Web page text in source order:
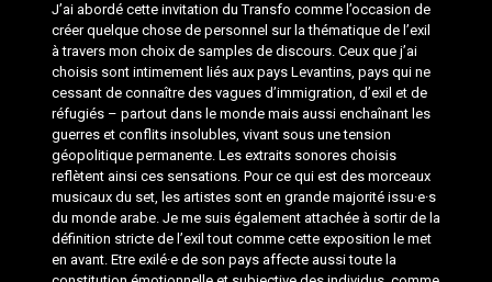
J’ai abordé cette invitation du Transfo comme l’occasion de
créer quelque chose de personnel sur la thématique de l’exil
à travers mon choix de samples de discours. Ceux que j’ai
choisis sont intimement liés aux pays Levantins, pays qui ne
cessant de connaître des vagues d’immigration, d’exil et de
réfugiés – partout dans le monde mais aussi enchaînant les
guerres et conflits insolubles, vivant sous une tension
géopolitique permanente. Les extraits sonores choisis
reflètent ainsi ces sensations. Pour ce qui est des morceaux
musicaux du set, les artistes sont en grande majorité issu·e·s
du monde arabe. Je me suis également attachée à sortir de la
définition stricte de l’exil tout comme cette exposition le met
en avant. Etre exilé·e de son pays affecte aussi toute la